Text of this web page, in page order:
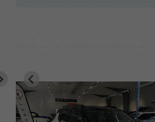
Uppvärmda
ytterbackspeglar